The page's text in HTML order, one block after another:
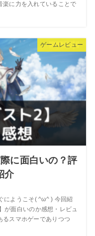
楽に力を入れていることで
ゲームレビュー
に面白いの？評
介
にようこそ( ^ω^ ) 今回紹
が面白いのか感想・レビュ
るスマホゲーでありつつ